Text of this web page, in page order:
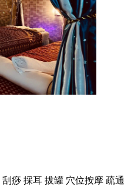
刮痧採耳拔罐 穴位按摩疏通